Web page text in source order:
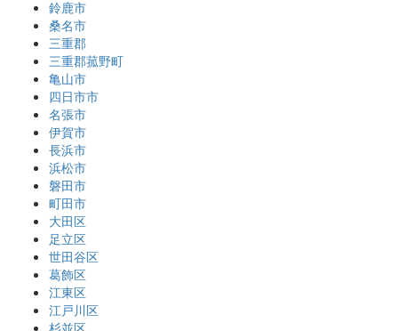
鈴鹿市
桑名市
三重郡
三重郡菰野町
亀山市
四日市市
名張市
伊賀市
長浜市
浜松市
磐田市
町田市
大田区
足立区
世田谷区
葛飾区
江東区
江戸川区
杉並区